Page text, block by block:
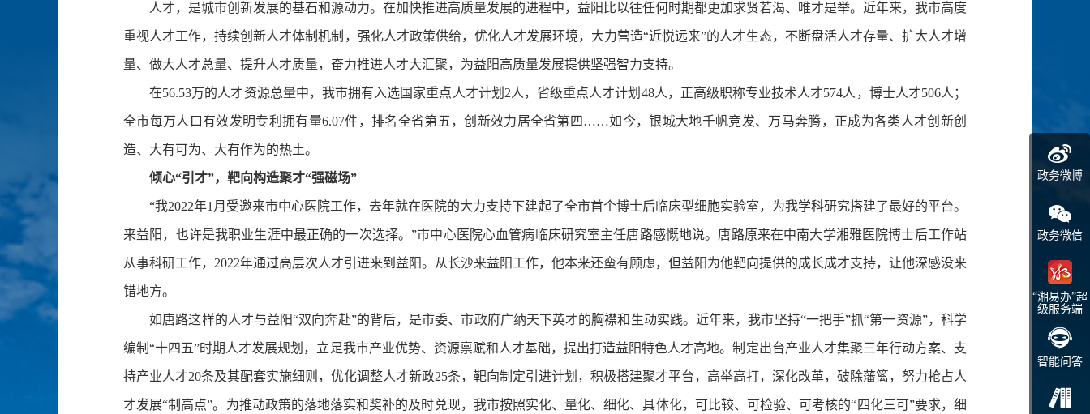
人才，是城市创新发展的基石和源动力。在加快推进高质量发展的进程中，益阳比以往任何时期都更加求贤若渴、唯才是举。近年来，我市高度
重视人才工作，持续创新人才体制机制，强化人才政策供给，优化人才发展环境，大力营造“近悦远来”的人才生态，不断盘活人才存量、扩大人才增
量、做大人才总量、提升人才质量，奋力推进人才大汇聚，为益阳高质量发展提供坚强智力支持。
在56.53万的人才资源总量中，我市拥有入选国家重点人才计划2人，省级重点人才计划48人，正高级职称专业技术人才574人，博士人才506人；
全市每万人口有效发明专利拥有量6.07件，排名全省第五，创新效力居全省第四……如今，银城大地千帆竞发、万马奔腾，正成为各类人才创新创
造、大有可为、大有作为的热土。
倾心“引才”，靶向构造聚才“强磁场”
“我2022年1月受邀来市中心医院工作，去年就在医院的大力支持下建起了全市首个博士后临床型细胞实验室，为我学科研究搭建了最好的平台。
来益阳，也许是我职业生涯中最正确的一次选择。”市中心医院心血管病临床研究室主任唐路感慨地说。唐路原来在中南大学湘雅医院博士后工作站
从事科研工作，2022年通过高层次人才引进来到益阳。从长沙来益阳工作，他本来还蛮有顾虑，但益阳为他靶向提供的成长成才支持，让他深感没来
错地方。
如唐路这样的人才与益阳“双向奔赴”的背后，是市委、市政府广纳天下英才的胸襟和生动实践。近年来，我市坚持“一把手”抓“第一资源”，科学
编制“十四五”时期人才发展规划，立足我市产业优势、资源禀赋和人才基础，提出打造益阳特色人才高地。制定出台产业人才集聚三年行动方案、支
持产业人才20条及其配套实施细则，优化调整人才新政25条，靶向制定引进计划，积极搭建聚才平台，高举高打，深化改革，破除藩篱，努力抢占人
才发展“制高点”。为推动政策的落地落实和奖补的及时兑现，我市按照实化、量化、细化、具体化，可比较、可检验、可考核的“四化三可”要求，细
政务微博
政务微信
“湘易办”超
级服务端
智能问答